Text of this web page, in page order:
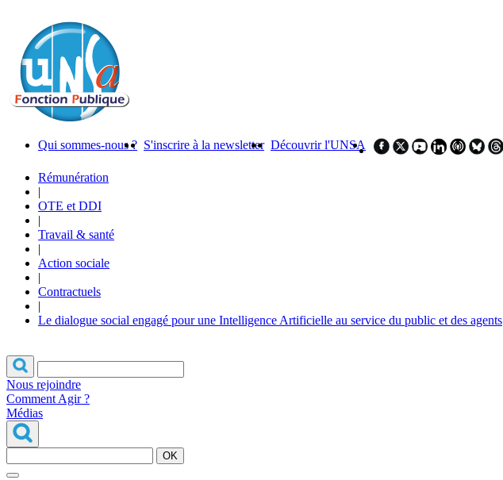
Qui sommes-nous ? S'inscrire à la newsletter Découvrir l'UNSA
Rémunération
|
OTE et DDI
|
Travail & santé
|
Action sociale
|
Contractuels
|
Le dialogue social engagé pour une Intelligence Artificielle au service du public et des agents
Nous rejoindre
Comment Agir ?
Médias
OK